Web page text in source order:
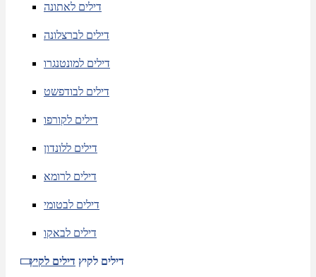
דילים לאתונה
דילים לברצלונה
דילים למונטנגרו
דילים לבודפשט
דילים לקורפו
דילים ללונדון
דילים לרומא
דילים לבטומי
דילים לבאקו
דילים לקיץ דילים לקיץ